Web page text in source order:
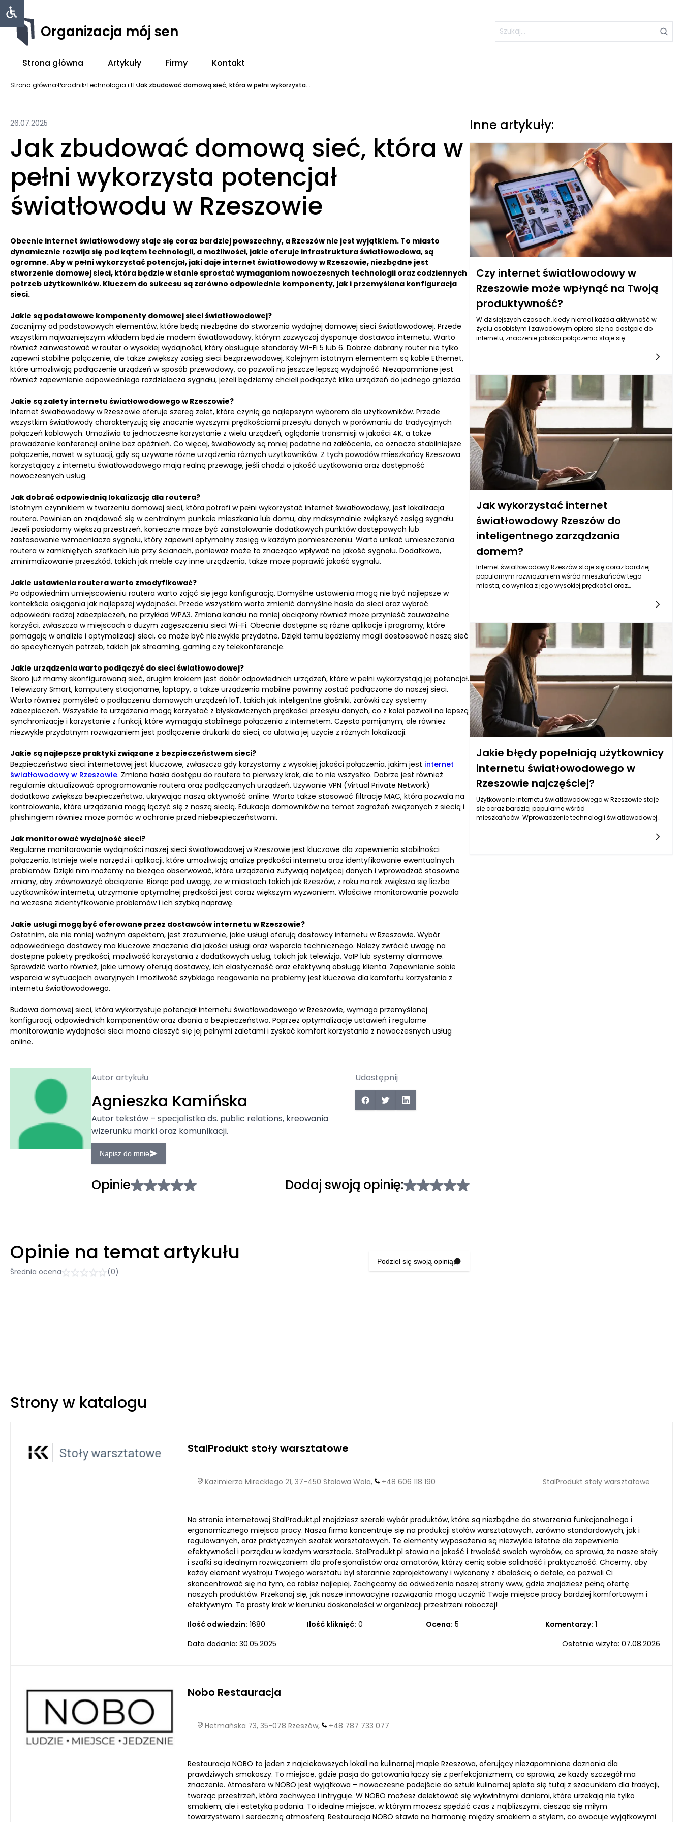
Organizacja mój sen
Strona główna Artykuły Firmy Kontakt
Strona główna›Poradnik›Technologia i IT›Jak zbudować domową sieć, która w pełni wykorzysta...
26.07.2025
Jak zbudować domową sieć, która w
pełni wykorzysta potencjał
światłowodu w Rzeszowie
Obecnie internet światłowodowy staje się coraz bardziej powszechny, a Rzeszów nie jest wyjątkiem. To miasto
dynamicznie rozwija się pod kątem technologii, a możliwości, jakie oferuje infrastruktura światłowodowa, są
ogromne. Aby w pełni wykorzystać potencjał, jaki daje internet światłowodowy w Rzeszowie, niezbędne jest
stworzenie domowej sieci, która będzie w stanie sprostać wymaganiom nowoczesnych technologii oraz codziennych
potrzeb użytkowników. Kluczem do sukcesu są zarówno odpowiednie komponenty, jak i przemyślana konfiguracja
sieci.
Jakie są podstawowe komponenty domowej sieci światłowodowej?
Zacznijmy od podstawowych elementów, które będą niezbędne do stworzenia wydajnej domowej sieci światłowodowej. Przede
wszystkim najważniejszym wkładem będzie modem światłowodowy, którym zazwyczaj dysponuje dostawca internetu. Warto
również zainwestować w router o wysokiej wydajności, który obsługuje standardy Wi-Fi 5 lub 6. Dobrze dobrany router nie tylko
zapewni stabilne połączenie, ale także zwiększy zasięg sieci bezprzewodowej. Kolejnym istotnym elementem są kable Ethernet,
które umożliwiają podłączenie urządzeń w sposób przewodowy, co pozwoli na jeszcze lepszą wydajność. Niezapomniane jest
również zapewnienie odpowiedniego rozdzielacza sygnału, jeżeli będziemy chcieli podłączyć kilka urządzeń do jednego gniazda.
Jakie są zalety internetu światłowodowego w Rzeszowie?
Internet światłowodowy w Rzeszowie oferuje szereg zalet, które czynią go najlepszym wyborem dla użytkowników. Przede
wszystkim światłowody charakteryzują się znacznie wyższymi prędkościami przesyłu danych w porównaniu do tradycyjnych
połączeń kablowych. Umożliwia to jednoczesne korzystanie z wielu urządzeń, oglądanie transmisji w jakości 4K, a także
prowadzenie konferencji online bez opóźnień. Co więcej, światłowody są mniej podatne na zakłócenia, co oznacza stabilniejsze
połączenie, nawet w sytuacji, gdy są używane różne urządzenia różnych użytkowników. Z tych powodów mieszkańcy Rzeszowa
korzystający z internetu światłowodowego mają realną przewagę, jeśli chodzi o jakość użytkowania oraz dostępność
nowoczesnych usług.
Jak dobrać odpowiednią lokalizację dla routera?
Istotnym czynnikiem w tworzeniu domowej sieci, która potrafi w pełni wykorzystać internet światłowodowy, jest lokalizacja
routera. Powinien on znajdować się w centralnym punkcie mieszkania lub domu, aby maksymalnie zwiększyć zasięg sygnału.
Jeżeli posiadamy większą przestrzeń, konieczne może być zainstalowanie dodatkowych punktów dostępowych lub
zastosowanie wzmacniacza sygnału, który zapewni optymalny zasięg w każdym pomieszczeniu. Warto unikać umieszczania
routera w zamkniętych szafkach lub przy ścianach, ponieważ może to znacząco wpływać na jakość sygnału. Dodatkowo,
zminimalizowanie przeszkód, takich jak meble czy inne urządzenia, także może poprawić jakość sygnału.
Jakie ustawienia routera warto zmodyfikować?
Po odpowiednim umiejscowieniu routera warto zająć się jego konfiguracją. Domyślne ustawienia mogą nie być najlepsze w
kontekście osiągania jak najlepszej wydajności. Przede wszystkim warto zmienić domyślne hasło do sieci oraz wybrać
odpowiedni rodzaj zabezpieczeń, na przykład WPA3. Zmiana kanału na mniej obciążony również może przynieść zauważalne
korzyści, zwłaszcza w miejscach o dużym zagęszczeniu sieci Wi-Fi. Obecnie dostępne są różne aplikacje i programy, które
pomagają w analizie i optymalizacji sieci, co może być niezwykle przydatne. Dzięki temu będziemy mogli dostosować naszą sieć
do specyficznych potrzeb, takich jak streaming, gaming czy telekonferencje.
Jakie urządzenia warto podłączyć do sieci światłowodowej?
Skoro już mamy skonfigurowaną sieć, drugim krokiem jest dobór odpowiednich urządzeń, które w pełni wykorzystają jej potencjał.
Telewizory Smart, komputery stacjonarne, laptopy, a także urządzenia mobilne powinny zostać podłączone do naszej sieci.
Warto również pomyśleć o podłączeniu domowych urządzeń IoT, takich jak inteligentne głośniki, żarówki czy systemy
zabezpieczeń. Wszystkie te urządzenia mogą korzystać z błyskawicznych prędkości przesyłu danych, co z kolei pozwoli na lepszą
synchronizację i korzystanie z funkcji, które wymagają stabilnego połączenia z internetem. Często pomijanym, ale również
niezwykle przydatnym rozwiązaniem jest podłączenie drukarki do sieci, co ułatwia jej użycie z różnych lokalizacji.
Jakie są najlepsze praktyki związane z bezpieczeństwem sieci?
Bezpieczeństwo sieci internetowej jest kluczowe, zwłaszcza gdy korzystamy z wysokiej jakości połączenia, jakim jest internet
światłowodowy w Rzeszowie. Zmiana hasła dostępu do routera to pierwszy krok, ale to nie wszystko. Dobrze jest również
regularnie aktualizować oprogramowanie routera oraz podłączanych urządzeń. Używanie VPN (Virtual Private Network)
dodatkowo zwiększa bezpieczeństwo, ukrywając naszą aktywność online. Warto także stosować filtrację MAC, która pozwala na
kontrolowanie, które urządzenia mogą łączyć się z naszą siecią. Edukacja domowników na temat zagrożeń związanych z siecią i
phishingiem również może pomóc w ochronie przed niebezpieczeństwami.
Jak monitorować wydajność sieci?
Regularne monitorowanie wydajności naszej sieci światłowodowej w Rzeszowie jest kluczowe dla zapewnienia stabilności
połączenia. Istnieje wiele narzędzi i aplikacji, które umożliwiają analizę prędkości internetu oraz identyfikowanie ewentualnych
problemów. Dzięki nim możemy na bieżąco obserwować, które urządzenia zużywają najwięcej danych i wprowadzać stosowne
zmiany, aby zrównoważyć obciążenie. Biorąc pod uwagę, że w miastach takich jak Rzeszów, z roku na rok zwiększa się liczba
użytkowników internetu, utrzymanie optymalnej prędkości jest coraz większym wyzwaniem. Właściwe monitorowanie pozwala
na wczesne zidentyfikowanie problemów i ich szybką naprawę.
Jakie usługi mogą być oferowane przez dostawców internetu w Rzeszowie?
Ostatnim, ale nie mniej ważnym aspektem, jest zrozumienie, jakie usługi oferują dostawcy internetu w Rzeszowie. Wybór
odpowiedniego dostawcy ma kluczowe znaczenie dla jakości usługi oraz wsparcia technicznego. Należy zwrócić uwagę na
dostępne pakiety prędkości, możliwość korzystania z dodatkowych usług, takich jak telewizja, VoIP lub systemy alarmowe.
Sprawdzić warto również, jakie umowy oferują dostawcy, ich elastyczność oraz efektywną obsługę klienta. Zapewnienie sobie
wsparcia w sytuacjach awaryjnych i możliwość szybkiego reagowania na problemy jest kluczowe dla komfortu korzystania z
internetu światłowodowego.
Budowa domowej sieci, która wykorzystuje potencjał internetu światłowodowego w Rzeszowie, wymaga przemyślanej
konfiguracji, odpowiednich komponentów oraz dbania o bezpieczeństwo. Poprzez optymalizację ustawień i regularne
monitorowanie wydajności sieci można cieszyć się jej pełnymi zaletami i zyskać komfort korzystania z nowoczesnych usług
online.
Autor artykułu
Agnieszka Kamińska
Autor tekstów – specjalistka ds. public relations, kreowania
wizerunku marki oraz komunikacji.
Napisz do mnie
Udostępnij
Opinie Dodaj swoją opinię:
Opinie na temat artykułu
Średnia ocena (0)
Podziel się swoją opinią
Inne artykuły:
Czy internet światłowodowy w
Rzeszowie może wpłynąć na Twoją
produktywność?
W dzisiejszych czasach, kiedy niemal każda aktywność w
życiu osobistym i zawodowym opiera się na dostępie do
internetu, znaczenie jakości połączenia staje się
również na ogólną produktywność użytkowników. Szybkość,
stabilność połączenia oraz możliwości, jakie oferuje
technologia światłowodowa, mogą przekształcić sposób, w
jaki pracujemy, uczymy się i spędzamy nasz czas wolny.
Jak wykorzystać internet
światłowodowy Rzeszów do
inteligentnego zarządzania
domem?
Internet światłowodowy Rzeszów staje się coraz bardziej
popularnym rozwiązaniem wśród mieszkańców tego
miasta, co wynika z jego wysokiej prędkości oraz
rosnącemu zainteresowaniu technologiami smart home. W
tym kontekście, internet światłowodowy Rzeszów otwiera
nowe możliwości, które zapewniają użytkownikom nie tylko
komfort, ale również wysoką efektywność energetyczną oraz
bezpieczeństwo.
Jakie błędy popełniają użytkownicy
internetu światłowodowego w
Rzeszowie najczęściej?
Użytkowanie internetu światłowodowego w Rzeszowie staje
się coraz bardziej popularne wśród
mieszkańców. Wprowadzenie technologii światłowodowej
oferując prędkości, które wcześniej były nieosiągalne. Mimo
Strony w katalogu
StalProdukt stoły warsztatowe
Kazimierza Mireckiego 21, 37-450 Stalowa Wola, +48 606 118 190 StalProdukt stoły warsztatowe
Na stronie internetowej StalProdukt.pl znajdziesz szeroki wybór produktów, które są niezbędne do stworzenia funkcjonalnego i
ergonomicznego miejsca pracy. Nasza firma koncentruje się na produkcji stołów warsztatowych, zarówno standardowych, jak i
regulowanych, oraz praktycznych szafek warsztatowych. Te elementy wyposażenia są niezwykle istotne dla zapewnienia
efektywności i porządku w każdym warsztacie. StalProdukt.pl stawia na jakość i trwałość swoich wyrobów, co sprawia, że nasze stoły
i szafki są idealnym rozwiązaniem dla profesjonalistów oraz amatorów, którzy cenią sobie solidność i praktyczność. Chcemy, aby
każdy element wystroju Twojego warsztatu był starannie zaprojektowany i wykonany z dbałością o detale, co pozwoli Ci
skoncentrować się na tym, co robisz najlepiej. Zachęcamy do odwiedzenia naszej strony www, gdzie znajdziesz pełną ofertę
naszych produktów. Przekonaj się, jak nasze innowacyjne rozwiązania mogą uczynić Twoje miejsce pracy bardziej komfortowym i
efektywnym. To prosty krok w kierunku doskonałości w organizacji przestrzeni roboczej!
Ilość odwiedzin: 1680 Ilość kliknięć: 0 Ocena: 5 Komentarzy: 1
Data dodania: 30.05.2025
Ostatnia wizyta: 07.08.2026
Nobo Restauracja
Hetmańska 73, 35-078 Rzeszów, +48 787 733 077
Restauracja NOBO to jeden z najciekawszych lokali na kulinarnej mapie Rzeszowa, oferujący niezapomniane doznania dla
prawdziwych smakoszy. To miejsce, gdzie pasja do gotowania łączy się z perfekcjonizmem, co sprawia, że każdy szczegół ma
znaczenie. Atmosfera w NOBO jest wyjątkowa – nowoczesne podejście do sztuki kulinarnej splata się tutaj z szacunkiem dla tradycji,
tworząc przestrzeń, która zachwyca i intryguje. W NOBO możesz delektować się wykwintnymi daniami, które urzekają nie tylko
smakiem, ale i estetyką podania. To idealne miejsce, w którym możesz spędzić czas z najbliższymi, ciesząc się miłym
towarzystwem i serdeczną atmosferą. Restauracja NOBO stawia na harmonię między smakiem a stylem, co owocuje wyjątkowymi